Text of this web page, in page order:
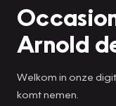
Arnold
Welkom in onze
komt nemen.